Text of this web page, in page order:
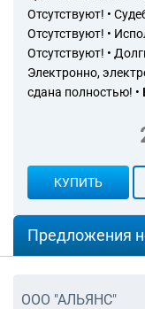
Отсутствуют! •
Отсутствуют! •
Отсутствуют! •
Электронно,
сдана полностью! •
КУПИТЬ
Предложения
ООО "АЛЬЯНС"